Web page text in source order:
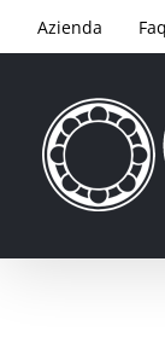
al
contenuto
Azienda Faq